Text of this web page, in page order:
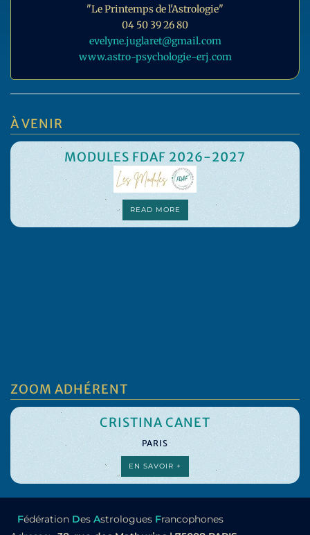
"Le Printemps de l'Astrologie"
04 50 39 26 80
evelyne.juglaret@gmail.com
www.astro-psychologie-erj.com
À VENIR
MODULES FDAF 2026-2027
READ MORE
ZOOM ADHÉRENT
CRISTINA CANET
PARIS
EN SAVOIR +
Fédération Des Astrologues Francophones